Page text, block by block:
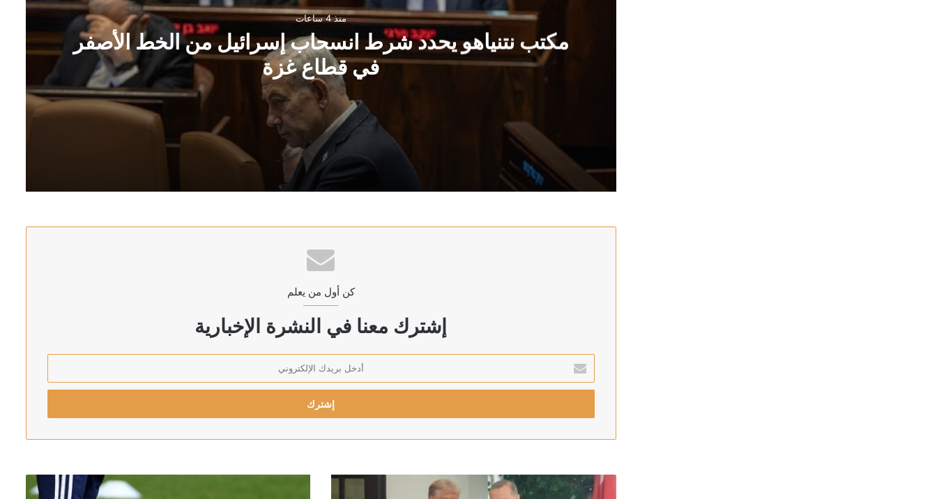
منذ 4 ساعات
مكتب نتنياهو يحدد شرط انسحاب إسرائيل من الخط الأصفر
في قطاع غزة
منذ 4 ساعات
مكتب نتنياهو يحدد شرط انسحاب إسرائيل من الخط الأصفر في قطاع غزة
توقيف حاكم مصرف لبنان السابق رياض سلامة داخل مستشفى في جبل لبنان
أعطى موافقته.. محمد صلاح على أعتاب الاتحاد السعودي
كن أول من يعلم
إشترك معنا في النشرة الإخبارية
بريدك
الإلكتروني